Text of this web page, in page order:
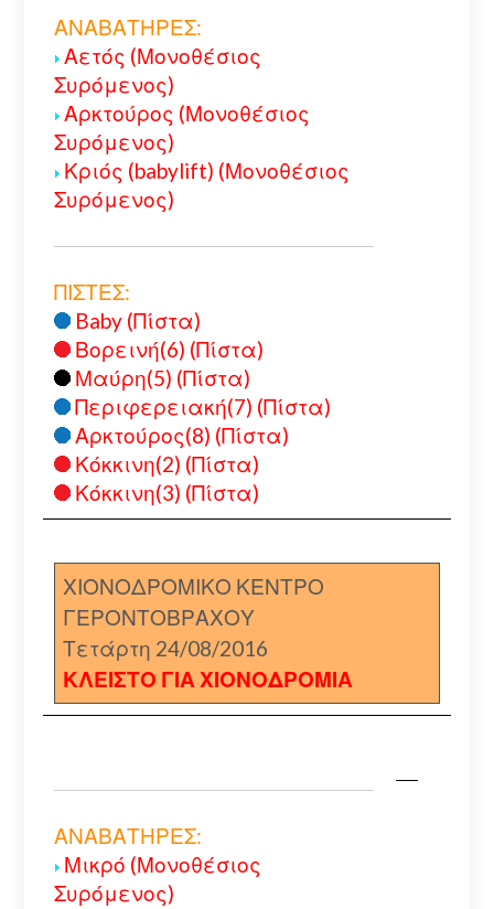
ΑΝΑΒΑΤΗΡΕΣ:
Αετός (Μονοθέσιος
Συρόμενος)
Αρκτούρος (Μονοθέσιος
Συρόμενος)
Κριός (babylift) (Μονοθέσιος
Συρόμενος)
ΠΙΣΤΕΣ:
Baby (Πίστα)
Βορεινή(6) (Πίστα)
Μαύρη(5) (Πίστα)
Περιφερειακή(7) (Πίστα)
Αρκτούρος(8) (Πίστα)
Κόκκινη(2) (Πίστα)
Κόκκινη(3) (Πίστα)
ΧΙΟΝΟΔΡΟΜΙΚΟ ΚΕΝΤΡΟ
ΓΕΡΟΝΤΟΒΡΑΧΟΥ
Τετάρτη 24/08/2016
ΚΛΕΙΣΤΟ ΓΙΑ ΧΙΟΝΟΔΡΟΜΙΑ
ΑΝΑΒΑΤΗΡΕΣ:
Μικρό (Μονοθέσιος
Συρόμενος)